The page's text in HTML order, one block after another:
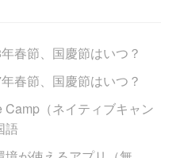
春節、国慶節はいつ？
春節、国慶節はいつ？
（ネイティブキャン
語